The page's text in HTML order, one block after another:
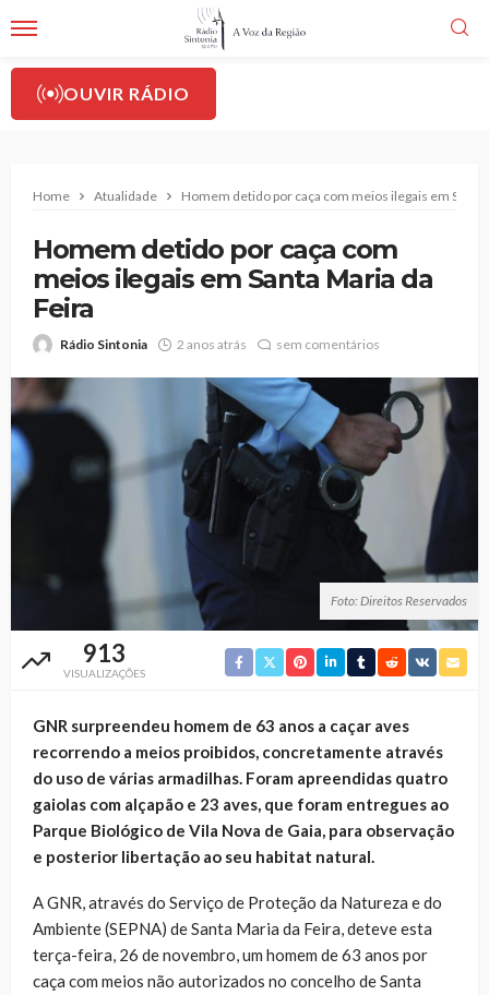
OUVIR RÁDIO
Home Atualidade Homem detido por caça com meios ilegais em Santa
Homem detido por caça com
meios ilegais em Santa Maria da
Feira
Rádio Sintonia 2 anos atrás sem comentários
Foto: Direitos Reservados
913
VISUALIZAÇÕES
GNR surpreendeu homem de 63 anos a caçar aves
recorrendo a meios proibidos, concretamente através
do uso de várias armadilhas. Foram apreendidas quatro
gaiolas com alçapão e 23 aves, que foram entregues ao
Parque Biológico de Vila Nova de Gaia, para observação
e posterior libertação ao seu habitat natural.
A GNR, através do Serviço de Proteção da Natureza e do
Ambiente (SEPNA) de Santa Maria da Feira, deteve esta
terça-feira, 26 de novembro, um homem de 63 anos por
caça com meios não autorizados no concelho de Santa